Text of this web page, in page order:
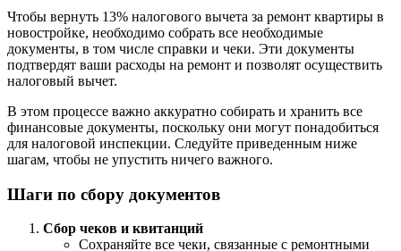
Чтобы вернуть 13% налогового вычета за ремонт квартиры в
новостройке, необходимо собрать все необходимые
документы, в том числе справки и чеки. Эти документы
подтвердят ваши расходы на ремонт и позволят осуществить
налоговый вычет.
В этом процессе важно аккуратно собирать и хранить все
финансовые документы, поскольку они могут понадобиться
для налоговой инспекции. Следуйте приведенным ниже
шагам, чтобы не упустить ничего важного.
Шаги по сбору документов
Сбор чеков и квитанций
Сохраняйте все чеки, связанные с ремонтными